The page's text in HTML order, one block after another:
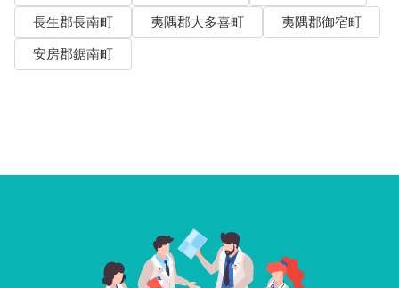
長生郡長南町
夷隅郡大多喜町
夷隅郡御宿町
安房郡鋸南町